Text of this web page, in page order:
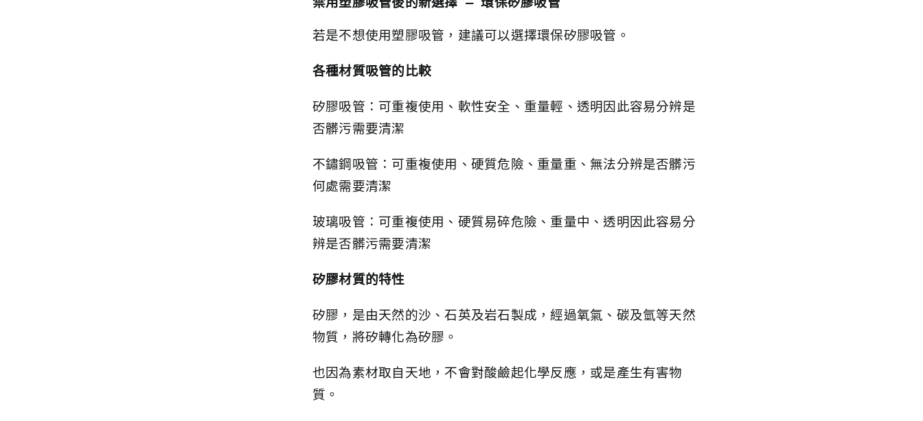
若是不想使用塑膠吸管，建議可以選擇環保矽膠吸管。
各種材質吸管的比較
矽膠吸管：可重複使用、軟性安全、重量輕、透明因此容易分辨是
否髒污需要清潔
不鏽鋼吸管：可重複使用、硬質危險、重量重、無法分辨是否髒污
何處需要清潔
玻璃吸管：可重複使用、硬質易碎危險、重量中、透明因此容易分
辨是否髒污需要清潔
矽膠材質的特性
矽膠，是由天然的沙、石英及岩石製成，經過氧氣、碳及氫等天然
物質，將矽轉化為矽膠。
也因為素材取自天地，不會對酸鹼起化學反應，或是產生有害物
質。